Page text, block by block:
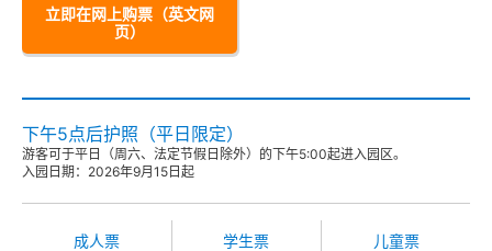
立即在网上购票（英文网
页）
下午5点后护照（平日限定）
游客可于平日（周六、法定节假日除外）的下午5:00起进入园区。
入园日期：2026年9月15日起
成人票 学生票 儿童票